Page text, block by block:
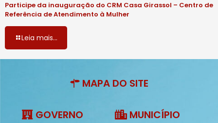
Participe da inauguração do CRM Casa Girassol – Centro de
Referência de Atendimento à Mulher
Leia mais...
MAPA DO SITE
GOVERNO MUNICÍPIO